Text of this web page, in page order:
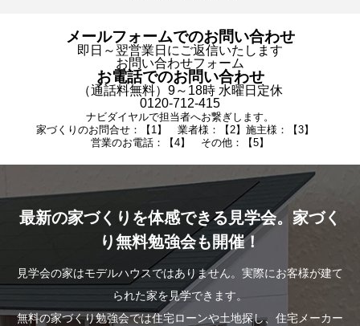
メールフォームでのお問い合わせ
即日～翌営業日にご返信いたします
お問い合わせフォーム
お電話でのお問い合わせ
（通話料無料）9～18時 水曜日定休
0120-712-415
ナビダイヤルで担当者へお繋ぎします。
家づくりのお問合せ：【1】 業者様：【2】施主様：【3】
営業のお電話：【4】 その他：【5】
最新の家づくりを体感できる見学会。家づく
り無料勉強会も開催！
見学会の家はモデルハウスではありません。実際にお客様が建て
られた家を見学できます。
無料の家づくり勉強会では住宅ローンや土地探し、住宅メーカー